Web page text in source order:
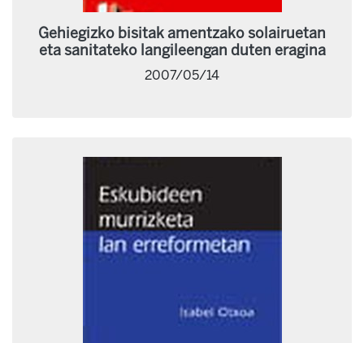
Gehiegizko bisitak amentzako solairuetan
eta sanitateko langileengan duten eragina
2007/05/14